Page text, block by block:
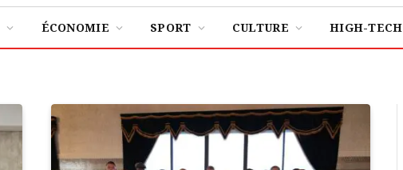
ÉCONOMIE SPORT CULTURE HIGH-TECH